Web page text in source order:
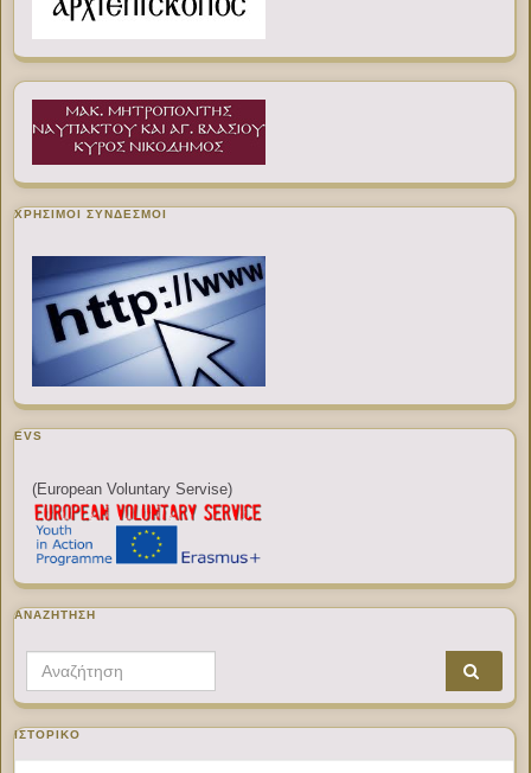
ΧΡΉΣΙΜΟΙ ΣΎΝΔΕΣΜΟΙ
EVS
(European Voluntary Servise)
ΑΝΑΖΉΤΗΣΗ
Search for:
ΙΣΤΟΡΙΚΌ